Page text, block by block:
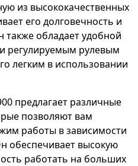
из высококачественных
его долговечность и
также обладает удобной
регулируемым рулевым
легким в использовании
предлагает различные
позволяют вам
работы в зависимости
обеспечивает высокую
работать на больших